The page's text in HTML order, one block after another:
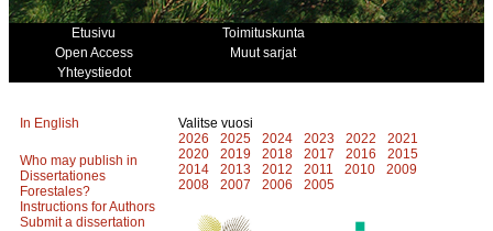
Etusivu
Toimituskunta
Open Access
Muut sarjat
Yhteystiedot
In English
Who may publish in
Dissertationes
Forestales?
Instructions for Authors
Submit a dissertation
Valitse vuosi
2026
2025 2024 2023 2022
2021
2020
2019 2018 2017 2016
2015
2014
2013 2012 2011 2010
2009
2008
2007 2006 2005